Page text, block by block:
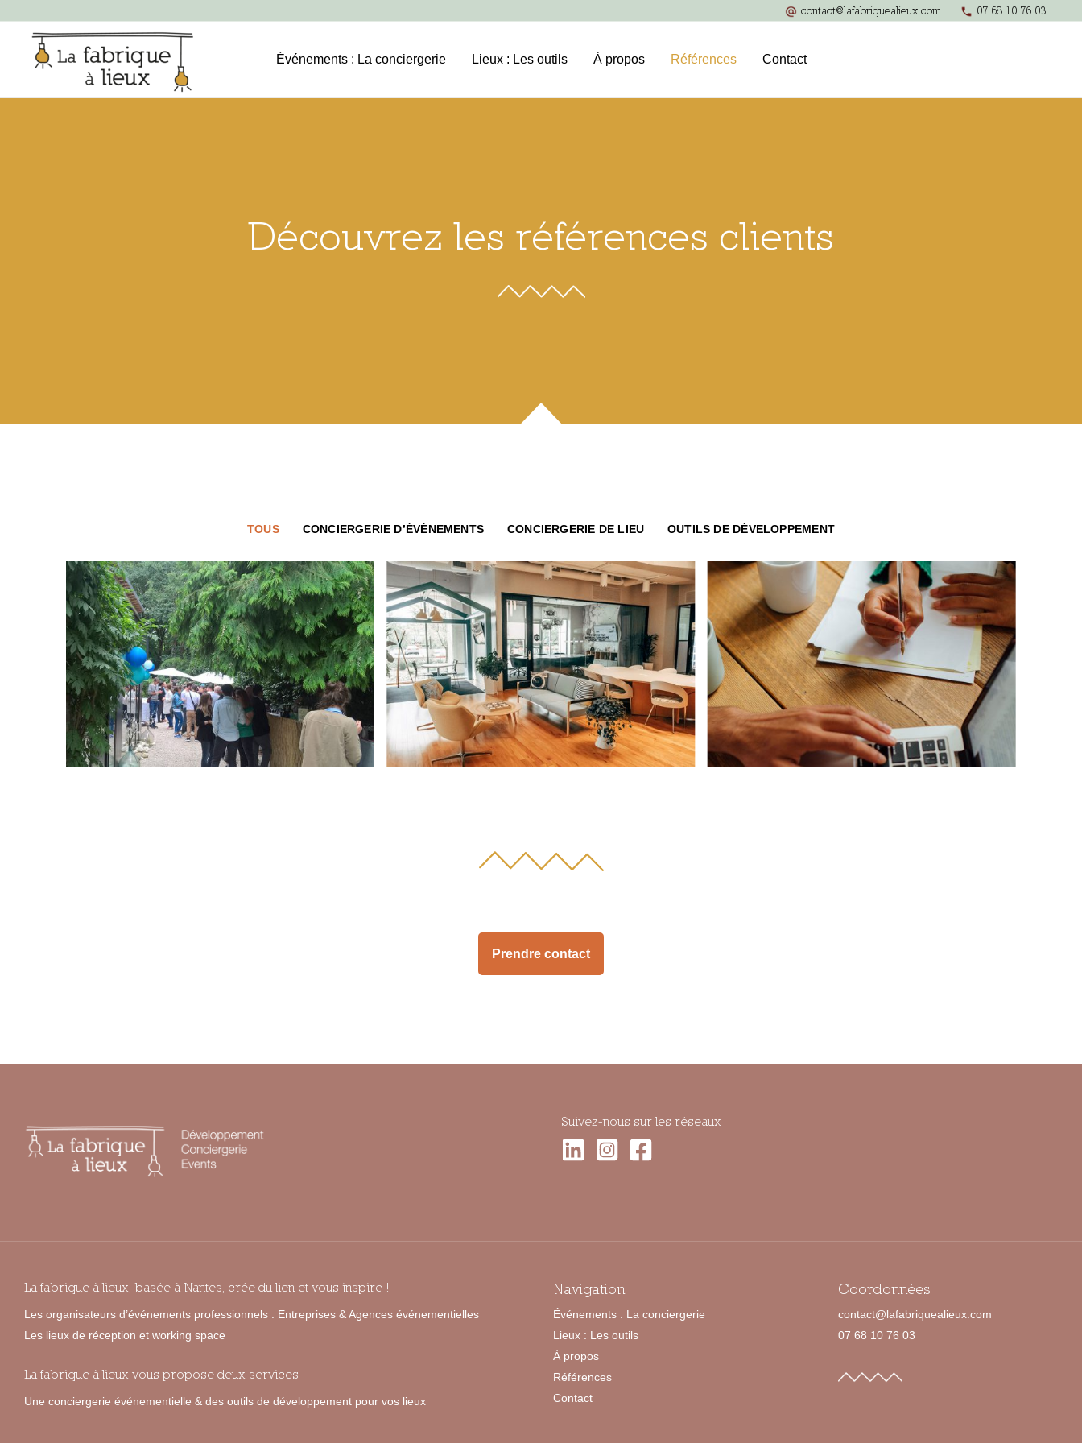
contact@lafabriquealieux.com 07 68 10 76 03
Événements : La conciergerie Lieux : Les outils À propos Références Contact
Découvrez les références clients
TOUS CONCIERGERIE D’ÉVÉNEMENTS CONCIERGERIE DE LIEU OUTILS DE DÉVELOPPEMENT
Prendre contact
Suivez-nous sur les réseaux
La fabrique à lieux, basée à Nantes, crée du lien et vous inspire !
Les organisateurs d’événements professionnels : Entreprises & Agences événementielles
Les lieux de réception et working space
La fabrique à lieux vous propose deux services :
Une conciergerie événementielle & des outils de développement pour vos lieux
Navigation
Événements : La conciergerie
Lieux : Les outils
À propos
Références
Contact
Coordonnées
contact@lafabriquealieux.com
07 68 10 76 03